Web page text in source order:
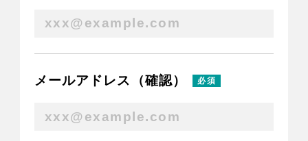
メールアドレス（確認）